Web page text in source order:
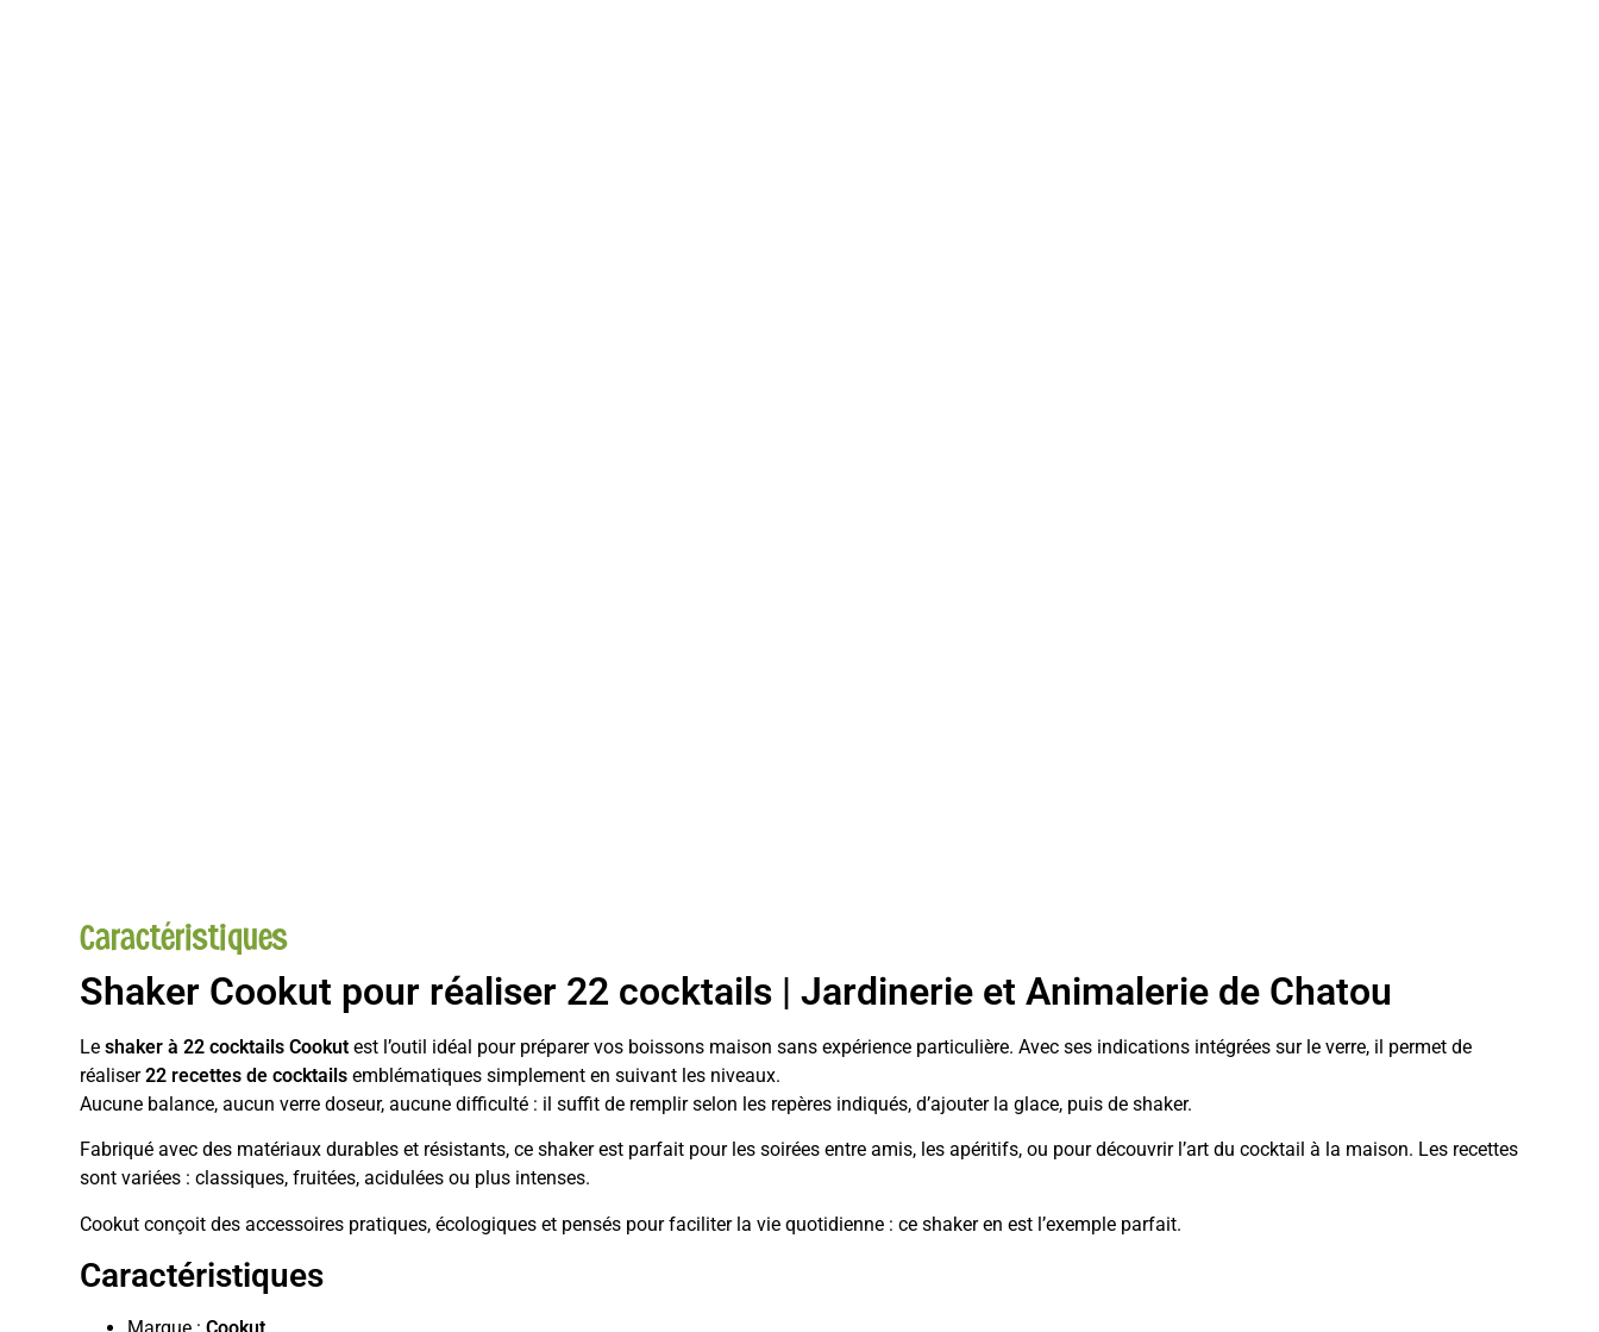
Caractéristiques
Shaker Cookut pour réaliser 22 cocktails | Jardinerie et Animalerie de Chatou
Leshaker à 22 cocktails Cookut est l’outil idéal pour préparer vos boissons maison sans expérience particulière. Avec ses indications intégrées sur le verre, il permet de
réaliser22 recettes de cocktails emblématiques simplement en suivant les niveaux.
Aucune balance, aucun verre doseur, aucune difficulté : il suffit de remplir selon les repères indiqués, d’ajouter la glace, puis de shaker.
Fabriqué avec des matériaux durables et résistants, ce shaker est parfait pour les soirées entre amis, les apéritifs, ou pour découvrir l’art du cocktail à la maison. Les recettes
sont variées : classiques, fruitées, acidulées ou plus intenses.
Cookut conçoit des accessoires pratiques, écologiques et pensés pour faciliter la vie quotidienne : ce shaker en est l’exemple parfait.
Caractéristiques